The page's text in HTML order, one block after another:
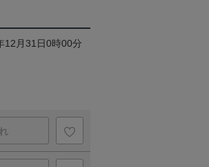
12月31日0時00分